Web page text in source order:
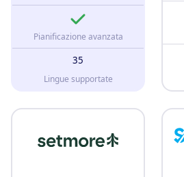
Pianificazione avanzata
35
Lingue supportate